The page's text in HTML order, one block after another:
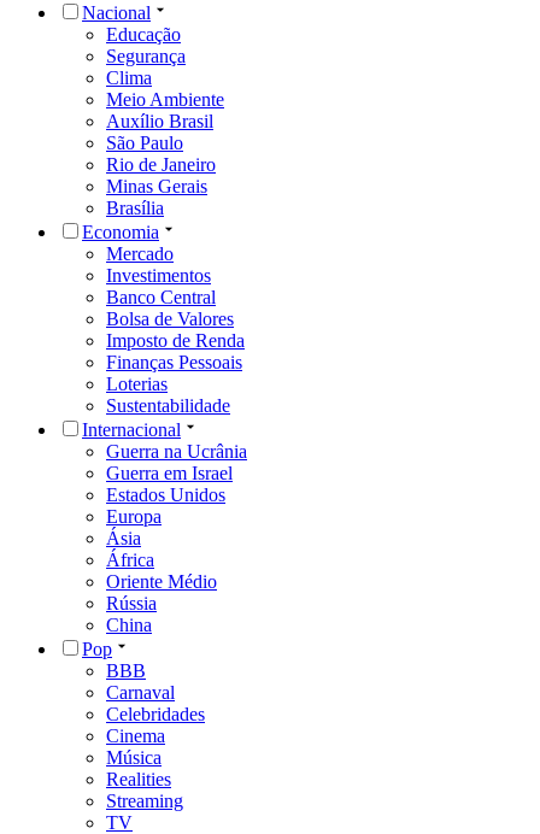
Nacional
Educação
Segurança
Clima
Meio Ambiente
Auxílio Brasil
São Paulo
Rio de Janeiro
Minas Gerais
Brasília
Economia
Mercado
Investimentos
Banco Central
Bolsa de Valores
Imposto de Renda
Finanças Pessoais
Loterias
Sustentabilidade
Internacional
Guerra na Ucrânia
Guerra em Israel
Estados Unidos
Europa
Ásia
África
Oriente Médio
Rússia
China
Pop
BBB
Carnaval
Celebridades
Cinema
Música
Realities
Streaming
TV